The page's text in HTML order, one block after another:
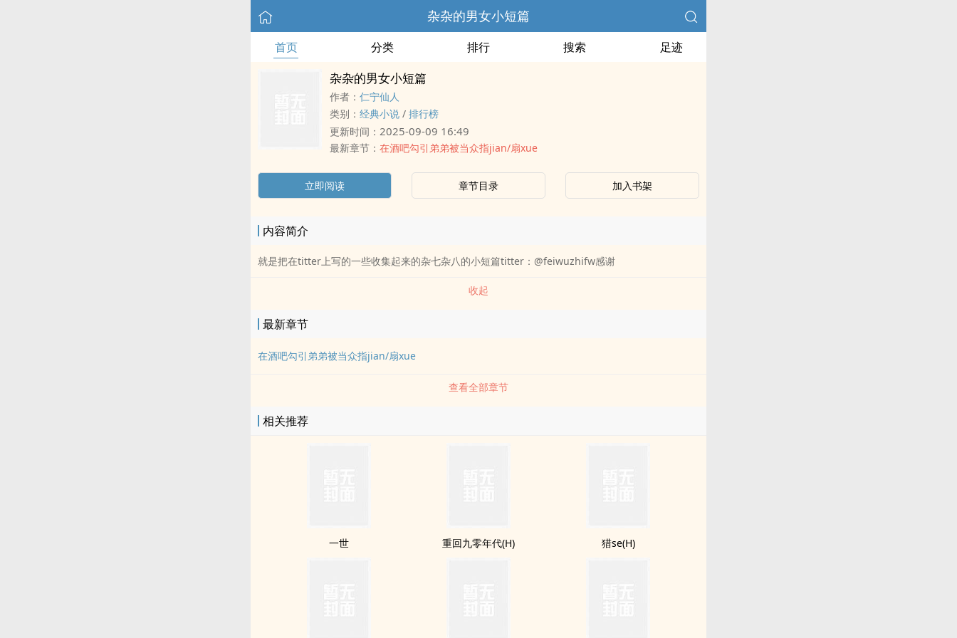
杂杂的男女小短篇
首页 分类 排行 搜索 足迹
杂杂的男女小短篇
作者： 仁宁仙人
类别： 经典小说 / 排行榜
更新时间： 2025-09-09 16:49
最新章节： 在酒吧勾引弟弟被当众指jian/扇xue
立即阅读 章节目录 加入书架
内容简介
就是把在titter上写的一些收集起来的杂七杂八的小短篇titter：@feiwuzhifw感谢
收起
最新章节
在酒吧勾引弟弟被当众指jian/扇xue
查看全部章节
相关推荐
一世 重回九零年代(H) 猎se(H)